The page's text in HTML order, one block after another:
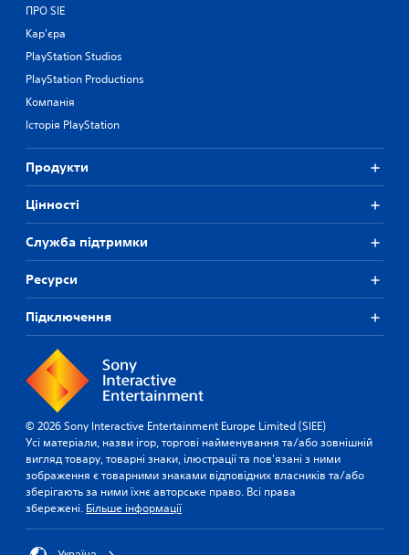
ПРО SIE
Кар'єра
PlayStation Studios
PlayStation Productions
Компанія
Історія PlayStation
Продукти
Цiнностi
Служба підтримки
Ресурси
Підключення
© 2026 Sony Interactive Entertainment Europe Limited (SIEE)
Усі матеріали, назви ігор, торгові найменування та/або зовнішній
вигляд товару, товарні знаки, ілюстрації та пов'язані з ними
зображення є товарними знаками відповідних власників та/або
зберігають за ними їхнє авторське право. Всі права
збережені. Більше інформації